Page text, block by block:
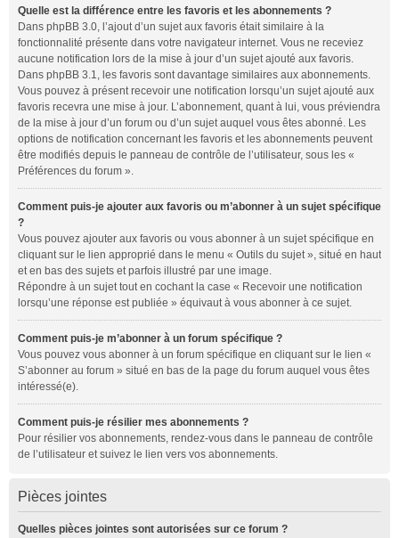
Quelle est la différence entre les favoris et les abonnements ?
Dans phpBB 3.0, l’ajout d’un sujet aux favoris était similaire à la
fonctionnalité présente dans votre navigateur internet. Vous ne receviez
aucune notification lors de la mise à jour d’un sujet ajouté aux favoris.
Dans phpBB 3.1, les favoris sont davantage similaires aux abonnements.
Vous pouvez à présent recevoir une notification lorsqu’un sujet ajouté aux
favoris recevra une mise à jour. L’abonnement, quant à lui, vous préviendra
de la mise à jour d’un forum ou d’un sujet auquel vous êtes abonné. Les
options de notification concernant les favoris et les abonnements peuvent
être modifiés depuis le panneau de contrôle de l’utilisateur, sous les «
Préférences du forum ».
Comment puis-je ajouter aux favoris ou m’abonner à un sujet spécifique
?
Vous pouvez ajouter aux favoris ou vous abonner à un sujet spécifique en
cliquant sur le lien approprié dans le menu « Outils du sujet », situé en haut
et en bas des sujets et parfois illustré par une image.
Répondre à un sujet tout en cochant la case « Recevoir une notification
lorsqu’une réponse est publiée » équivaut à vous abonner à ce sujet.
Comment puis-je m’abonner à un forum spécifique ?
Vous pouvez vous abonner à un forum spécifique en cliquant sur le lien «
S’abonner au forum » situé en bas de la page du forum auquel vous êtes
intéressé(e).
Comment puis-je résilier mes abonnements ?
Pour résilier vos abonnements, rendez-vous dans le panneau de contrôle
de l’utilisateur et suivez le lien vers vos abonnements.
Pièces jointes
Quelles pièces jointes sont autorisées sur ce forum ?